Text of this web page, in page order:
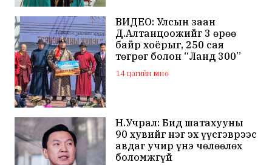
ВИДЕО: Улсын заан
Д.Алтанцоожийг 3 өрөө
байр хоёрыг, 250 сая
төгрөг болон “Ланд 300”
маркийн автомашинаар
мялаажээ
14 цагийн өмнө
Н.Учрал: Бид шатахууны
90 хувийг нэг эх үүсгэврээс
авдаг учир үнэ чөлөөлөх
боломжгүй